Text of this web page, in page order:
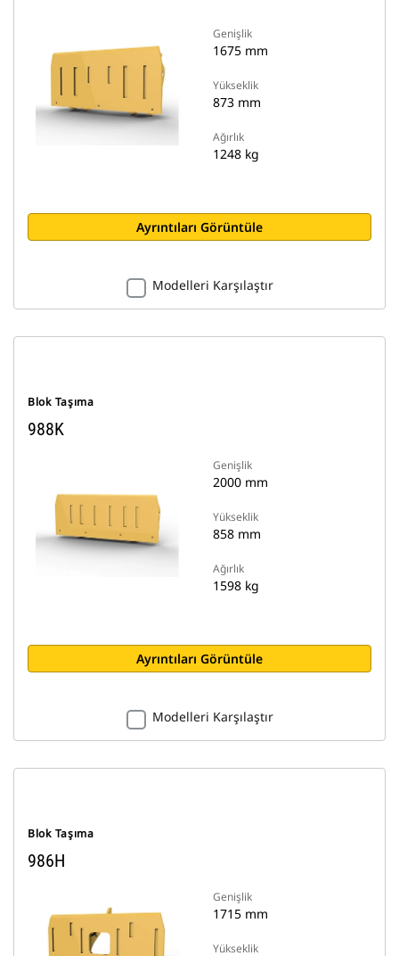
Genişlik
1675 mm
Yükseklik
873 mm
Ağırlık
1248 kg
Ayrıntıları Görüntüle
Modelleri Karşılaştır
Blok Taşıma
988K
Genişlik
2000 mm
Yükseklik
858 mm
Ağırlık
1598 kg
Ayrıntıları Görüntüle
Modelleri Karşılaştır
Blok Taşıma
986H
Genişlik
1715 mm
Yükseklik